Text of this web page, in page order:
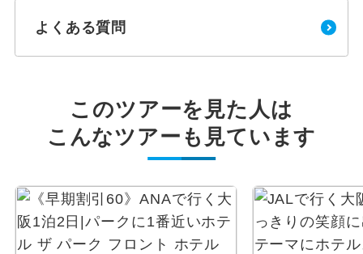
よくある質問
このツアーを見た人は
こんなツアーも見ています